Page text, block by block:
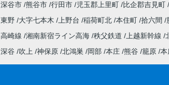
深谷市 熊谷市 行田市 児玉郡上里町 比企郡吉見町
東野 大字七本木 上野台 稲荷町北 本住町 拾六間
高崎線 湘南新宿ライン高海 秩父鉄道 上越新幹線
深谷 吹上 神保原 北鴻巣 岡部 本庄 熊谷 籠原 本